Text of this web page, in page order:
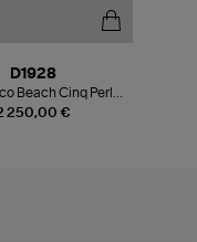
250,00 €
D1928
Beach Cinq Perles
Or Rose Diamants